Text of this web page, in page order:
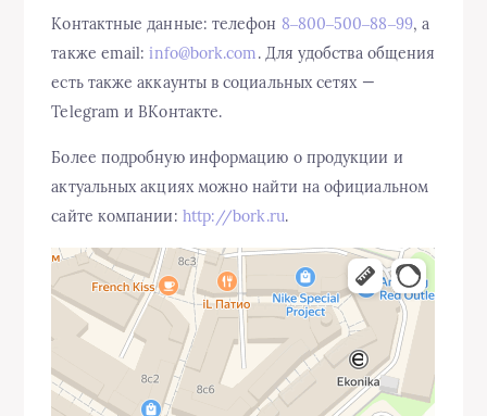
Контактные данные: телефон 8‒800‒500‒88‒99, а
также email:info@bork.com. Для удобства общения
есть также аккаунты в социальных сетях —
Telegram и ВКонтакте.
Более подробную информацию о продукции и
актуальных акциях можно найти на официальном
сайте компании: http://bork.ru.